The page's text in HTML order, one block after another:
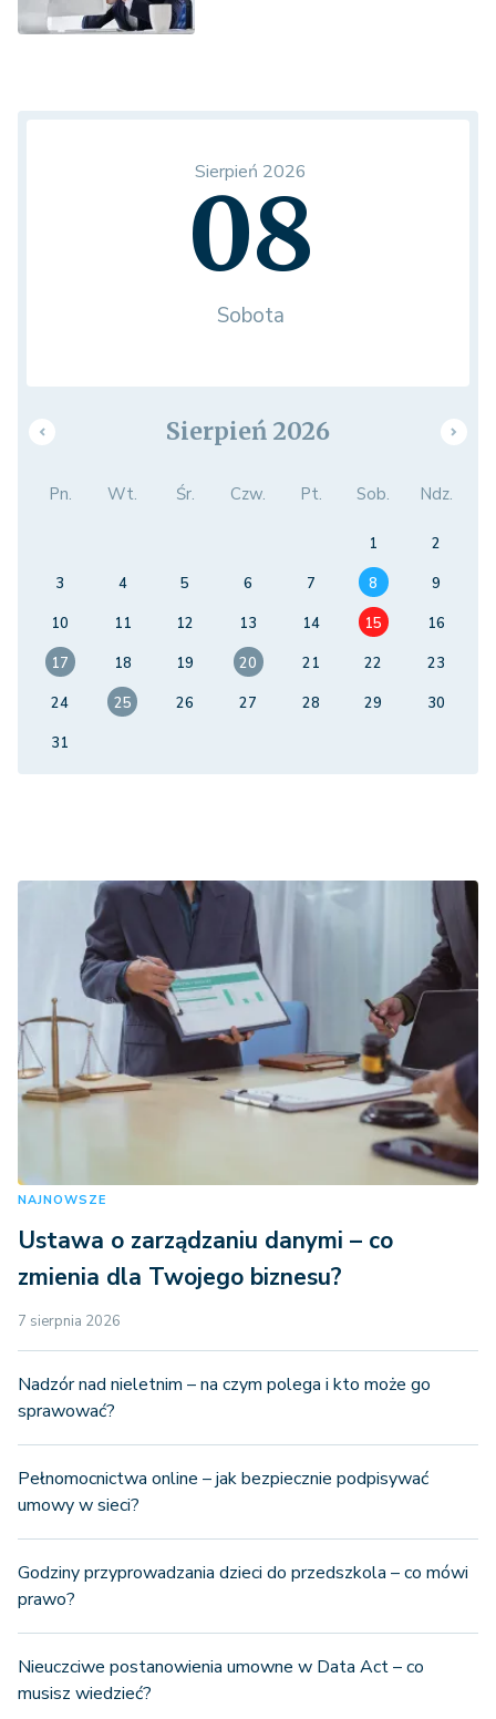
Sierpień 2026
08
Sobota
Sierpień 2026
Pn. Wt. Śr. Czw. Pt. Sob. Ndz.
1
2
3
4 5 6 7 8
9
10
11 12 13 14 15
16
17
18 19 20 21 22
23
24
25 26 27 28 29
30
31
NAJNOWSZE
Ustawa o zarządzaniu danymi – co
zmienia dla Twojego biznesu?
7 sierpnia 2026
Nadzór nad nieletnim – na czym polega i kto może go
sprawować?
Pełnomocnictwa online – jak bezpiecznie podpisywać
umowy w sieci?
Godziny przyprowadzania dzieci do przedszkola – co mówi
prawo?
Nieuczciwe postanowienia umowne w Data Act – co
musisz wiedzieć?